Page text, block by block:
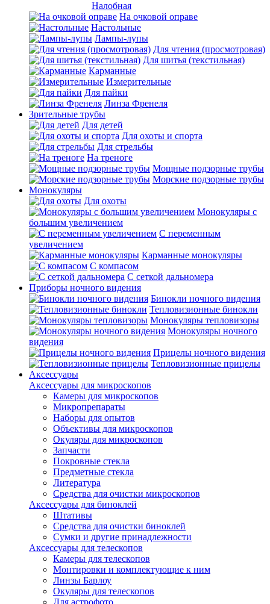
Налобная
На очковой оправе
Настольные
Лампы-лупы
Для чтения (просмотровая)
Для шитья (текстильная)
Карманные
Измерительные
Для пайки
Линза Френеля
Зрительные трубы
Для детей
Для охоты и спорта
Для стрельбы
На треноге
Мощные подзорные трубы
Морские подзорные трубы
Монокуляры
Для охоты
Монокуляры с
большим увеличением
С переменным
увеличением
Карманные монокуляры
С компасом
С сеткой дальномера
Приборы ночного видения
Бинокли ночного видения
Тепловизионные бинокли
Монокуляры тепловизоры
Монокуляры ночного
видения
Прицелы ночного видения
Тепловизионные прицелы
Аксессуары
Аксессуары для микроскопов
Камеры для микроскопов
Микропрепараты
Наборы для опытов
Объективы для микроскопов
Окуляры для микроскопов
Запчасти
Покровные стекла
Предметные стекла
Литература
Средства для очистки микроскопов
Аксессуары для биноклей
Штативы
Средства для очистки биноклей
Сумки и другие принадлежности
Аксессуары для телескопов
Камеры для телескопов
Монтировки и комплектующие к ним
Линзы Барлоу
Окуляры для телескопов
Для астрофото